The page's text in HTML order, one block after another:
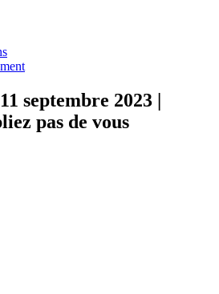
septembre 2023 |
pas de vous